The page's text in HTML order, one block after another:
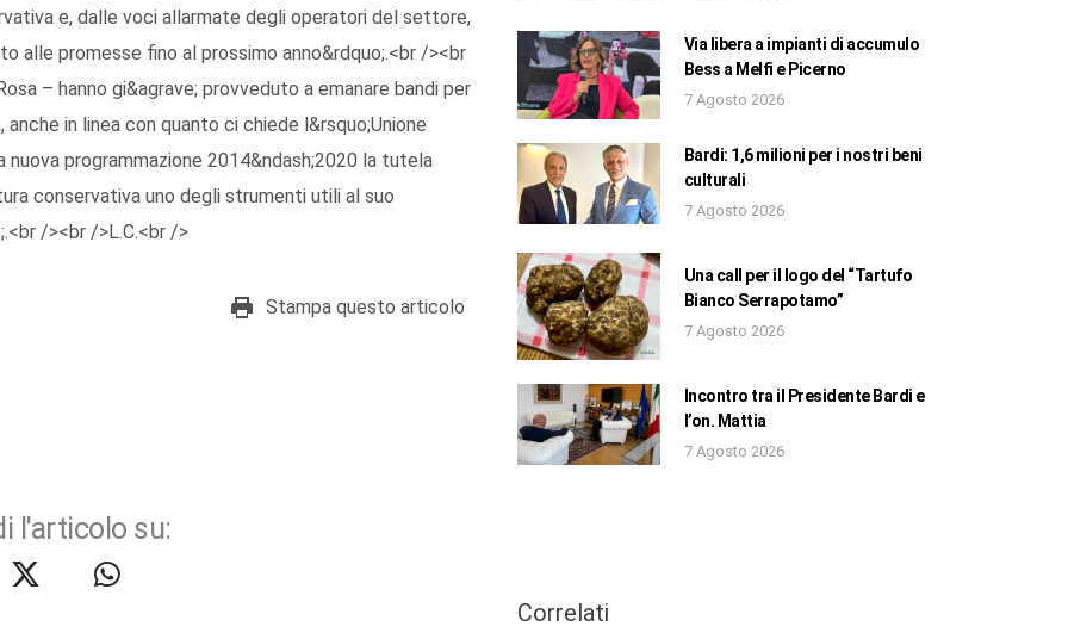
e, dalle voci allarmate degli operatori del settore,
alle promesse fino al prossimo anno&rdquo;.<br /><br
– hanno gi&agrave; provveduto a emanare bandi per
in linea con quanto ci chiede l&rsquo;Unione
programmazione 2014&ndash;2020 la tutela
conservativa uno degli strumenti utili al suo
/><br />L.C.<br />
Stampa questo articolo
l'articolo su:
Via libera a impianti di accumulo
Bess a Melfi e Picerno
7 Agosto 2026
Bardi: 1,6 milioni per i nostri beni
culturali
7 Agosto 2026
Una call per il logo del “Tartufo
Bianco Serrapotamo”
7 Agosto 2026
Incontro tra il Presidente Bardi e
l’on. Mattia
7 Agosto 2026
Correlati